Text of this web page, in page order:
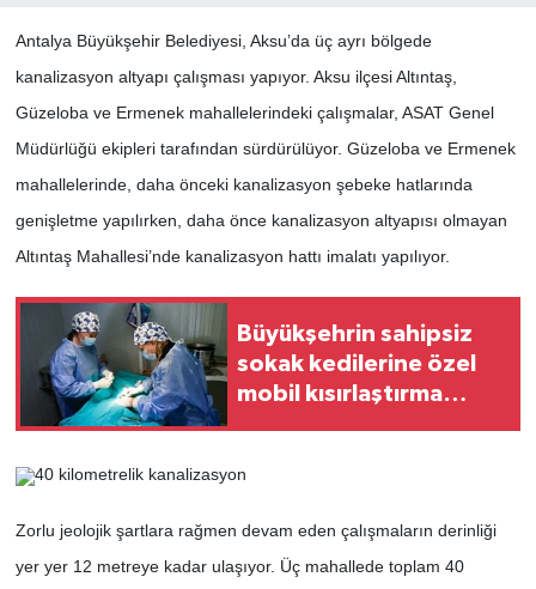
Antalya Büyükşehir Belediyesi, Aksu’da üç ayrı bölgede
kanalizasyon altyapı çalışması yapıyor. Aksu ilçesi Altıntaş,
Güzeloba ve Ermenek mahallelerindeki çalışmalar, ASAT Genel
Müdürlüğü ekipleri tarafından sürdürülüyor. Güzeloba ve Ermenek
mahallelerinde, daha önceki kanalizasyon şebeke hatlarında
genişletme yapılırken, daha önce kanalizasyon altyapısı olmayan
Altıntaş Mahallesi’nde kanalizasyon hattı imalatı yapılıyor.
Büyükşehrin sahipsiz
sokak kedilerine özel
mobil kısırlaştırma
40 kilometrelik kanalizasyon
Zorlu jeolojik şartlara rağmen devam eden çalışmaların derinliği
yer yer 12 metreye kadar ulaşıyor. Üç mahallede toplam 40